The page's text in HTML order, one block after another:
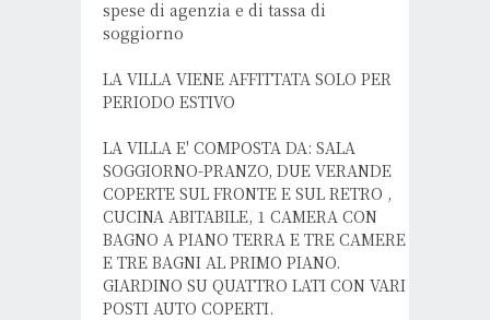
spese di agenzia e di tassa di
soggiorno
LA VILLA VIENE AFFITTATA SOLO PER
PERIODO ESTIVO
LA VILLA E' COMPOSTA DA: SALA
SOGGIORNO-PRANZO, DUE VERANDE
COPERTE SUL FRONTE E SUL RETRO ,
CUCINA ABITABILE, 1 CAMERA CON
BAGNO A PIANO TERRA E TRE CAMERE
E TRE BAGNI AL PRIMO PIANO.
GIARDINO SU QUATTRO LATI CON VARI
POSTI AUTO COPERTI.